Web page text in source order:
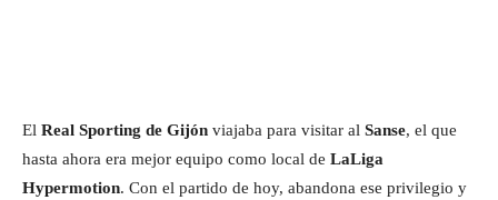
El Real Sporting de Gijón viajaba para visitar al Sanse, el que
hasta ahora era mejor equipo como local de LaLiga
Hypermotion. Con el partido de hoy, abandona ese privilegio y